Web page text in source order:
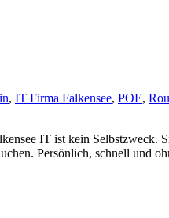
, IT Firma Falkensee, POE,
IT ist kein Selbstzweck.
Persönlich, schnell und